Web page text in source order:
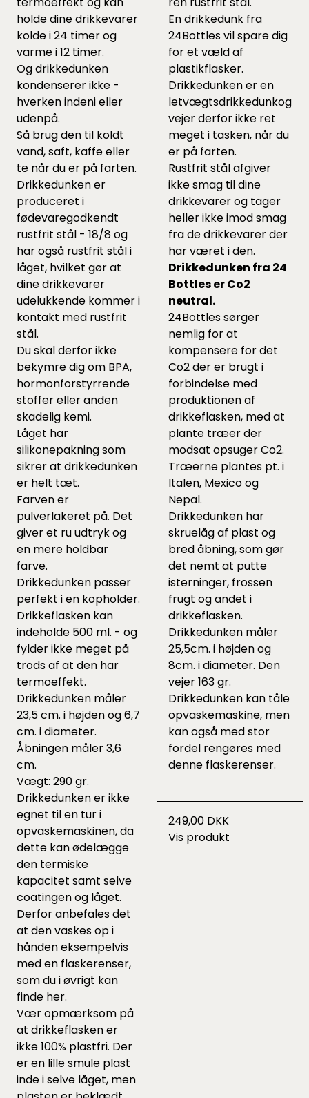
holde dine drikkevarer
kolde i 24 timer og
varme i 12 timer.
Og drikkedunken
kondenserer ikke -
hverken indeni eller
udenpå.
Så brug den til koldt
vand, saft, kaffe eller
te når du er på farten.
Drikkedunken er
produceret i
fødevaregodkendt
rustfrit stål - 18/8 og
har også rustfrit stål i
låget, hvilket gør at
dine drikkevarer
udelukkende kommer i
kontakt med rustfrit
stål.
Du skal derfor ikke
bekymre dig om BPA,
hormonforstyrrende
stoffer eller anden
skadelig kemi.
Låget har
silikonepakning som
sikrer at drikkedunken
er helt tæt.
Farven er
pulverlakeret på. Det
giver et ru udtryk og
en mere holdbar
farve.
Drikkedunken passer
perfekt i en kopholder.
Drikkeflasken kan
indeholde 500 ml. - og
fylder ikke meget på
trods af at den har
termoeffekt.
Drikkedunken måler
23,5 cm. i højden og 6,7
cm. i diameter.
Åbningen måler 3,6
cm.
Vægt: 290 gr.
Drikkedunken er ikke
egnet til en tur i
opvaskemaskinen, da
dette kan ødelægge
den termiske
kapacitet samt selve
coatingen og låget.
Derfor anbefales det
at den vaskes op i
hånden eksempelvis
med en flaskerenser,
som du i øvrigt kan
finde her.
Vær opmærksom på
at drikkeflasken er
ikke 100% plastfri. Der
er en lille smule plast
inde i selve låget, men
En drikkedunk fra
24Bottles vil spare dig
for et væld af
plastikflasker.
Drikkedunken er en
letvægtsdrikkedunkog
vejer derfor ikke ret
meget i tasken, når du
er på farten.
Rustfrit stål afgiver
ikke smag til dine
drikkevarer og tager
heller ikke imod smag
fra de drikkevarer der
har været i den.
Drikkedunken fra 24
Bottles er Co2
neutral.
24Bottles sørger
nemlig for at
kompensere for det
Co2 der er brugt i
forbindelse med
produktionen af
drikkeflasken, med at
plante træer der
modsat opsuger Co2.
Træerne plantes pt. i
Italen, Mexico og
Nepal.
Drikkedunken har
skruelåg af plast og
bred åbning, som gør
det nemt at putte
isterninger, frossen
frugt og andet i
drikkeflasken.
Drikkedunken måler
25,5cm. i højden og
8cm. i diameter. Den
vejer 163 gr.
Drikkedunken kan tåle
opvaskemaskine, men
kan også med stor
fordel rengøres med
denne flaskerenser.
249,00 DKK
Vis produkt